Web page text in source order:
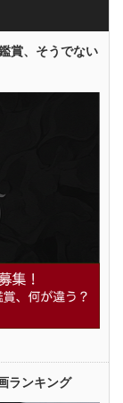
賞、そうでない
ランキング